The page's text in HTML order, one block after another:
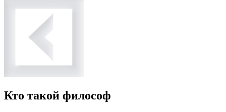
Кто такой философ